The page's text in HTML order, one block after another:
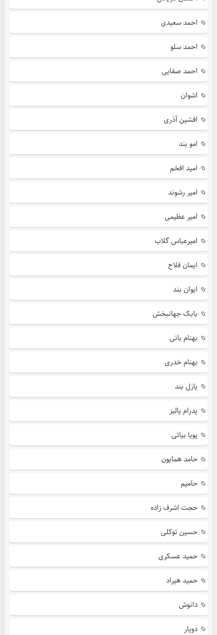
احمد سعیدی
احمد سلو
احمد صفایی
اشوان
افشین آذری
امو بند
امید افخم
امیر رشوند
امیر عظیمی
امیرعباس گلاب
ایمان فلاح
ایوان بند
بابک جهانبخش
بهنام بانی
بهنام خدری
پازل بند
پدرام پالیز
پویا بیاتی
حامد همایون
حامیم
حجت اشرف زاده
حسین توکلی
حمید عسکری
حمید هیراد
دانوش
دویار